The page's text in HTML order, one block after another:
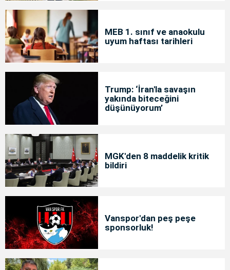
MEB 1. sınıf ve anaokulu
uyum haftası tarihleri
Trump: ‘İran'la savaşın
yakında biteceğini
düşünüyorum’
MGK'den 8 maddelik kritik
bildiri
Vanspor'dan peş peşe
sponsorluk!